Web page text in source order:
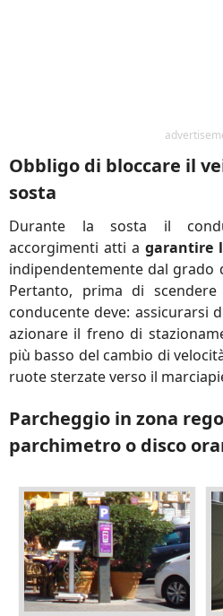
Obbligo di bloccare il
sosta
Durante la sosta il
accorgimenti atti a garantire
indipendentemente dal grado
Pertanto, prima di
conducente deve: assicurarsi
azionare il freno di
più basso del cambio di
ruote sterzate verso il
Parcheggio in zona
parchimetro o disco